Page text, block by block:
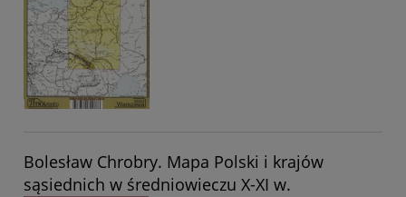
Bolesław Chrobry. Mapa Polski i krajów
sąsiednich w średniowieczu X-XI w.